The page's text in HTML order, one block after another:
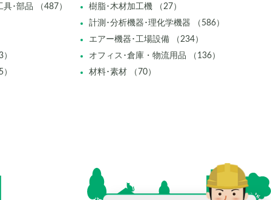
･部品 （487）
樹脂･木材加工機 （27）
計測･分析機器･理化学機器 （586）
エアー機器･工場設備 （234）
オフィス･倉庫・物流用品 （136）
材料･素材 （70）